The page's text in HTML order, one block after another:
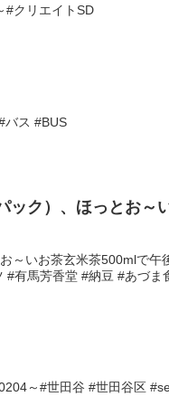
#クリエイトSD
バス #BUS
ック）、ほっとお～
～いお茶玄米茶500mlで午
有馬芳香堂 #納豆 #あづま
～#世田谷 #世田谷区